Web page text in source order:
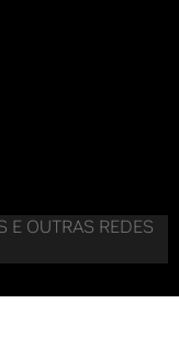
E OUTRAS REDES